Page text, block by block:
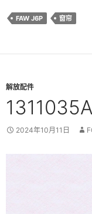
FAW J6P 窗帘
解放配件
2024年10月11日